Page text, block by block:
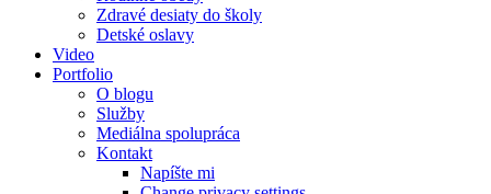
Zdravé desiaty do školy
Detské oslavy
Video
Portfolio
O blogu
Služby
Mediálna spolupráca
Kontakt
Napíšte mi